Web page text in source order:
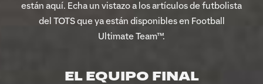
están aquí. Echa un vistazo a los artículos de futbolista
del TOTS que ya están disponibles en Football
Ultimate Team™.
EL EQUIPO FINAL